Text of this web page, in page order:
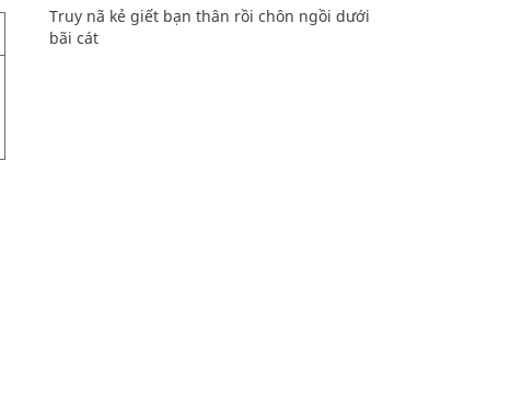
Truy nã kẻ giết bạn thân rồi chôn ngồi dưới
bãi cát